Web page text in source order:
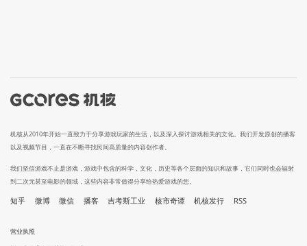
机核从2010年开始一直致力于分享游戏玩家的生活，以及深入探讨游戏相关的文化。我们开发原创的播客
以及视频节目，一直在不断寻找民间高质量的内容创作者。
我们坚信游戏不止是游戏，游戏中包含的科学，文化，历史等各个层面的知识和故事，它们同时也会辐射
到二次元甚至电影的领域，这些内容非常值得分享给热爱游戏的您。
知乎 微博 微信 播客 吉考斯工业 核市奇谭 机核发行 RSS
营业执照